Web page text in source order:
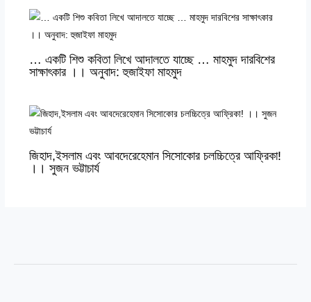
… একটি শিশু কবিতা লিখে আদালতে যাচ্ছে … মাহমুদ দারবিশের
সাক্ষাৎকার ।। অনুবাদ: হুজাইফা মাহমুদ
জিহাদ,ইসলাম এবং আবদেরেহেমান সিসোকোর চলচ্চিত্রে আফ্রিকা!
।। সুজন ভট্টাচার্য